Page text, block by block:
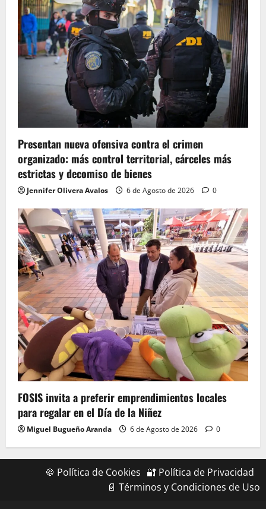
Presentan nueva ofensiva contra el crimen
organizado: más control territorial, cárceles más
estrictas y decomiso de bienes
Jennifer Olivera Avalos 6 de Agosto de 2026 0
FOSIS invita a preferir emprendimientos locales
para regalar en el Día de la Niñez
Miguel Bugueño Aranda 6 de Agosto de 2026 0
🍪 Política de Cookies 🔐 Política de Privacidad
📄 Términos y Condiciones de Uso